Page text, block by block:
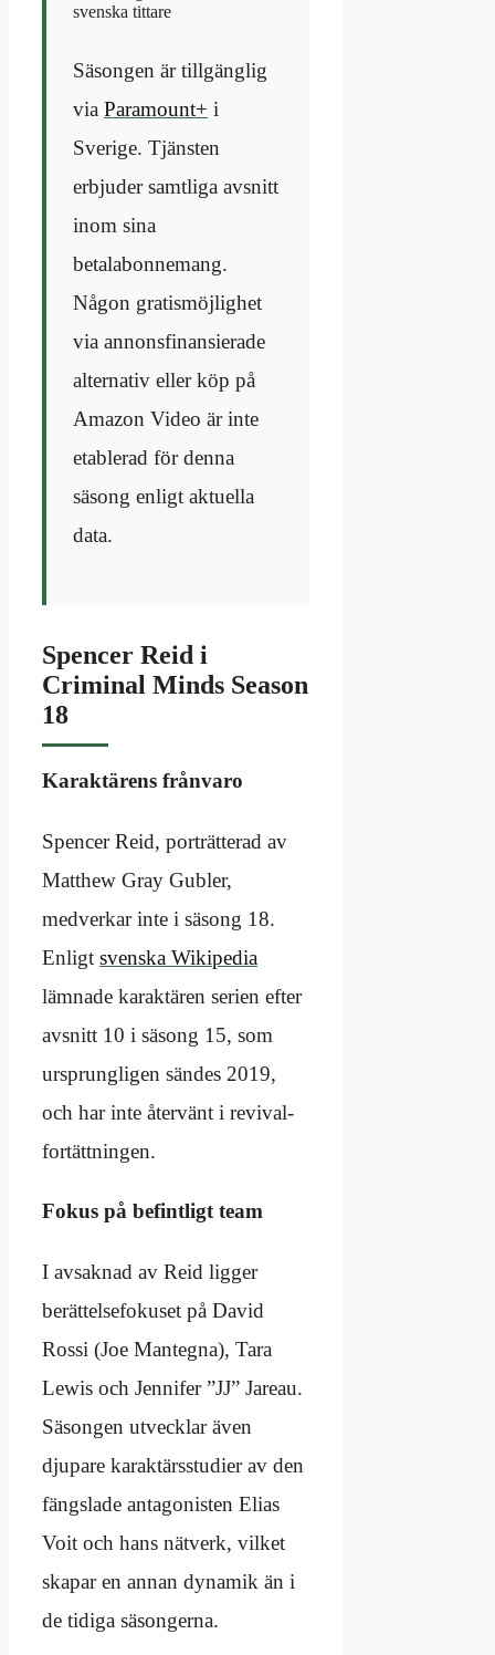
svenska tittare
Säsongen är tillgänglig
via Paramount+ i
Sverige. Tjänsten
erbjuder samtliga avsnitt
inom sina
betalabonnemang.
Någon gratismöjlighet
via annonsfinansierade
alternativ eller köp på
Amazon Video är inte
etablerad för denna
säsong enligt aktuella
data.
Spencer Reid i
Criminal Minds Season
18
Karaktärens frånvaro
Spencer Reid, porträtterad av
Matthew Gray Gubler,
medverkar inte i säsong 18.
Enligt svenska Wikipedia
lämnade karaktären serien efter
avsnitt 10 i säsong 15, som
ursprungligen sändes 2019,
och har inte återvänt i revival-
fortättningen.
Fokus på befintligt team
I avsaknad av Reid ligger
berättelsefokuset på David
Rossi (Joe Mantegna), Tara
Lewis och Jennifer ”JJ” Jareau.
Säsongen utvecklar även
djupare karaktärsstudier av den
fängslade antagonisten Elias
Voit och hans nätverk, vilket
skapar en annan dynamik än i
de tidiga säsongerna.